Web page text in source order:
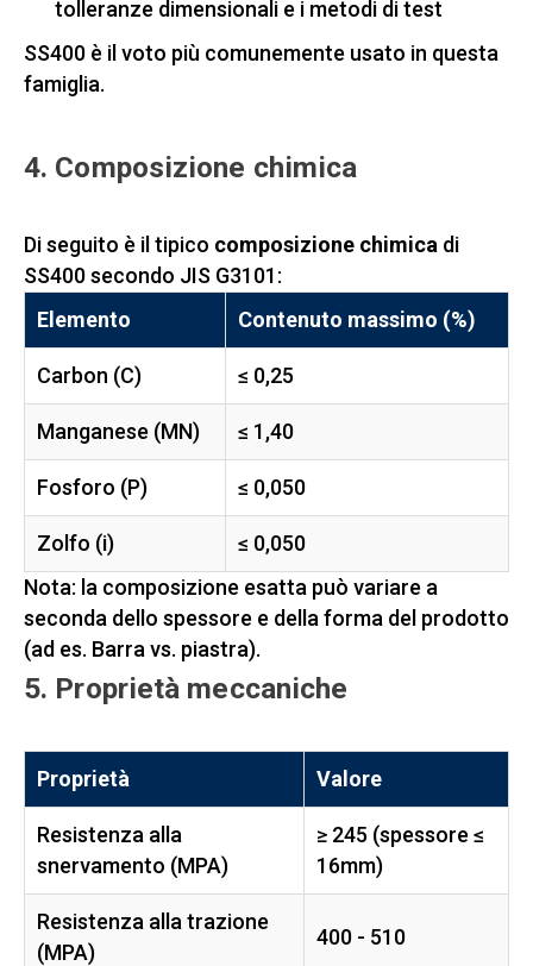
tolleranze dimensionali e i metodi di test
SS400 è il voto più comunemente usato in questa
famiglia.
4. Composizione chimica
Di seguito è il tipico composizione chimica di
SS400 secondo JIS G3101:
Elemento
Contenuto massimo (%)
Carbon (C) ≤ 0,25
Manganese (MN) ≤ 1,40
Fosforo (P) ≤ 0,050
Zolfo (i)
≤ 0,050
Nota: la composizione esatta può variare a
seconda dello spessore e della forma del prodotto
(ad es. Barra vs. piastra).
5. Proprietà meccaniche
Proprietà Valore
Resistenza alla
snervamento (MPA)
≥ 245 (spessore ≤
16mm)
Resistenza alla trazione
(MPA)
400 - 510